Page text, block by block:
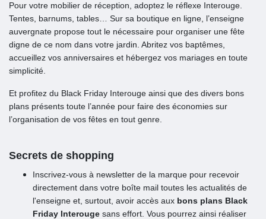
Pour votre mobilier de réception, adoptez le réflexe Interouge.
Tentes, barnums, tables… Sur sa boutique en ligne, l’enseigne
auvergnate propose tout le nécessaire pour organiser une fête
digne de ce nom dans votre jardin. Abritez vos baptêmes,
accueillez vos anniversaires et hébergez vos mariages en toute
simplicité.
Et profitez du Black Friday Interouge ainsi que des divers bons
plans présents toute l’année pour faire des économies sur
l’organisation de vos fêtes en tout genre.
Secrets de shopping
Inscrivez-vous à newsletter de la marque pour recevoir
directement dans votre boîte mail toutes les actualités de
l'enseigne et, surtout, avoir accès aux bons plans Black
Friday Interouge sans effort. Vous pourrez ainsi réaliser